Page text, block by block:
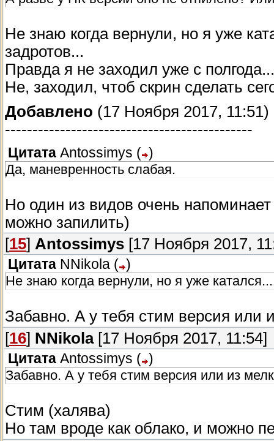
Не знаю когда вернули, но я уже
задротов...
Правда я не заходил уже с полгода...
Не, заходил, чтоб скрин сделать
Добавлено (17 Ноября 2017, 11:51)
---------------------------------------------
Цитата Antossimys ( )
Да, маневренность слабая.
Но один из видов очень
можно запилить)
[15] Antossimys [17 Ноября 2017,
Цитата NNikola ( )
Не знаю когда вернули, но я уже
Забавно. А у тебя стим версия или
[16] NNikola[17 Ноября 2017, 11:54]
Цитата Antossimys ( )
Забавно. А у тебя стим версия или из
Стим (халява)
Но там вроде как облако, и можно